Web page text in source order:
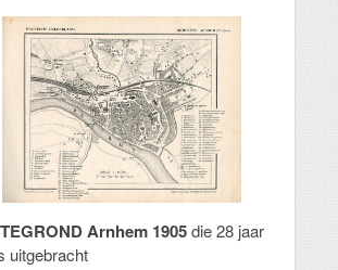
Arnhem 1905die 28 jaar
uitgebracht